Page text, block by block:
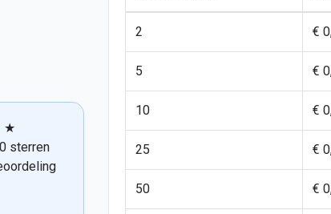
★
sterren
2 €
5 €
10 €
25 €
50 €